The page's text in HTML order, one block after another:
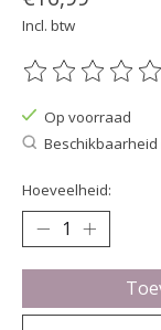
Incl. btw
De beoordeling
Op voorraad
Hoeveelheid: